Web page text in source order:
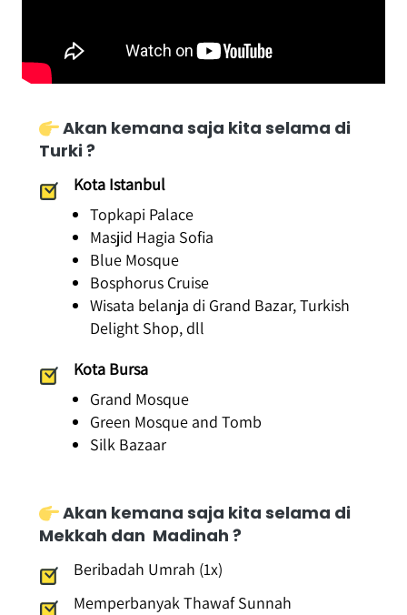
Akan kemana saja kita selama di
Turki ?
Kota Istanbul
Topkapi Palace
Masjid Hagia Sofia
Blue Mosque
Bosphorus Cruise
Wisata belanja di Grand Bazar, Turkish
Delight Shop, dll
Kota Bursa
Grand Mosque
Green Mosque and Tomb
Silk Bazaar
Akan kemana saja kita selama di
Mekkah dan  Madinah ?
Beribadah Umrah (1x)
Memperbanyak Thawaf Sunnah